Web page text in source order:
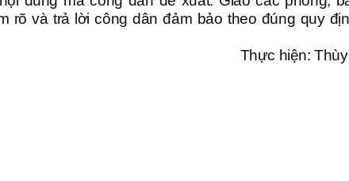
rõ và trả lời công dân đảm bảo theo đúng quy
Thực hiện: